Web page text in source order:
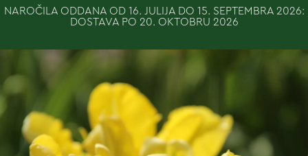
NAROČILA ODDANA OD 16. JULIJA DO 15. SEPTEMBRA 2026:
DOSTAVA PO 20. OKTOBRU 2026